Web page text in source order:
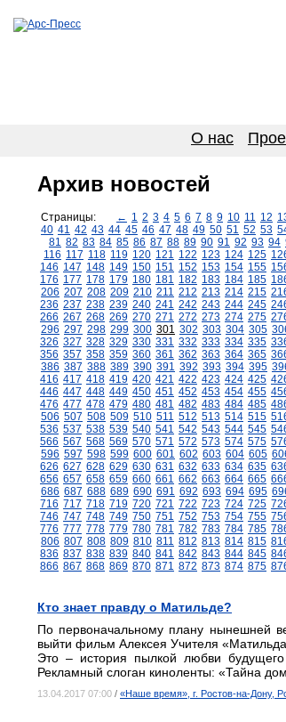
О нас
Архив новостей
Страницы: ← 1 2 3 4 5 6 7 8 9 10 11 12
40 41 42 43 44 45 46 47 48 49 50 51 52 53
81 82 83 84 85 86 87 88 89 90 91 92 93 94
116 117 118 119 120 121 122 123 124 125
146 147 148 149 150 151 152 153 154 155
176 177 178 179 180 181 182 183 184 185
206 207 208 209 210 211 212 213 214 215
236 237 238 239 240 241 242 243 244 245
266 267 268 269 270 271 272 273 274 275
296 297 298 299 300 301 302 303 304 305
326 327 328 329 330 331 332 333 334 335
356 357 358 359 360 361 362 363 364 365
386 387 388 389 390 391 392 393 394 395
416 417 418 419 420 421 422 423 424 425
446 447 448 449 450 451 452 453 454 455
476 477 478 479 480 481 482 483 484 485
506 507 508 509 510 511 512 513 514 515
536 537 538 539 540 541 542 543 544 545
566 567 568 569 570 571 572 573 574 575
596 597 598 599 600 601 602 603 604 605
626 627 628 629 630 631 632 633 634 635
656 657 658 659 660 661 662 663 664 665
686 687 688 689 690 691 692 693 694 695
716 717 718 719 720 721 722 723 724 725
746 747 748 749 750 751 752 753 754 755
776 777 778 779 780 781 782 783 784 785
806 807 808 809 810 811 812 813 814 815
836 837 838 839 840 841 842 843 844 845
866 867 868 869 870 871 872 873 874 875
Кто знает правду о Матильде?
По первоначальному плану нынешней
выйти фильм Алексея Учителя
Это – история пылкой любви
Рекламный слоган киноленты: «Тайна
13.04.2017 07:00 / «Наше время», г. Ростов-на-Дону,